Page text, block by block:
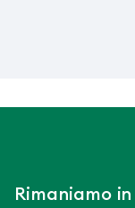
Rimaniamo in